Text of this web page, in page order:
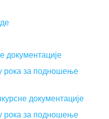
документације
за подношење
документације
за подношење